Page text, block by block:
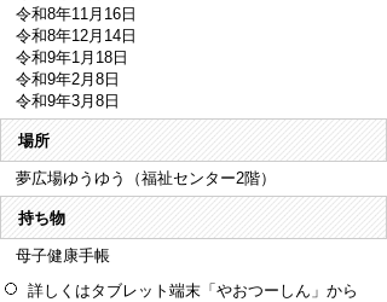
令和8年11月16日
令和8年12月14日
令和9年1月18日
令和9年2月8日
令和9年3月8日
場所
夢広場ゆうゆう（福祉センター2階）
持ち物
母子健康手帳
詳しくはタブレット端末「やおつーしん」から